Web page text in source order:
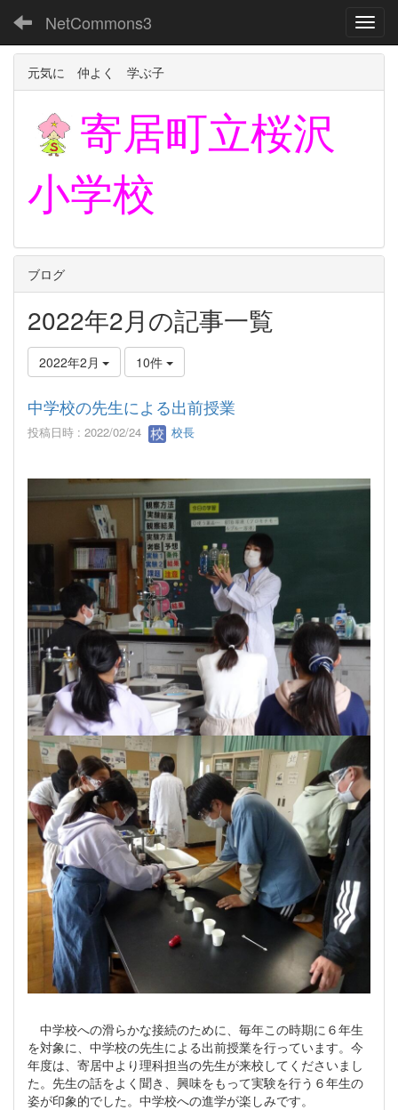
NetCommons3
元気に 仲よく 学ぶ子
寄居町立桜沢
小学校
ブログ
2022年2月の記事一覧
2022年2月 10件
中学校の先生による出前授業
投稿日時 : 2022/02/24 校長
中学校への滑らかな接続のために、毎年この時期に６年生
を対象に、中学校の先生による出前授業を行っています。今
年度は、寄居中より理科担当の先生が来校してくださいまし
た。先生の話をよく聞き、興味をもって実験を行う６年生の
姿が印象的でした。中学校への進学が楽しみです。